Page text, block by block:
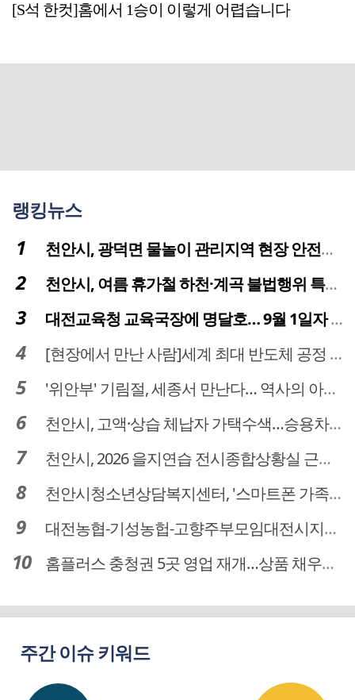
[S석 한컷]홈에서 1승이 이렇게 어렵습니다
랭킹뉴스
천안시, 광덕면 물놀이 관리지역 현장 안전점검 실시
천안시, 여름 휴가철 하천·계곡 불법행위 특별단속
대전교육청 교육국장에 명달호… 9월 1일자 181명 인사
[현장에서 만난 사람]세계 최대 반도체 공정 장비 제조 기업 ASML 한종호 매니저
'위안부' 기림절, 세종서 만난다… 역사의 아픔 치유, '평화의 장'
천안시, 고액·상습 체납자 가택수색…승용차 압류·공매 착수
천안시, 2026 을지연습 전시종합상황실 근무자 사전교육
천안시청소년상담복지센터, '스마트폰 가족치유캠프' 운영
대전농협-기성농헙-고향주부모임대전시지회, 이심점심 중식지원 봉사활동
홈플러스 충청권 5곳 영업 재개…상품 채우기 ‘속도전’
주간 이슈 키워드